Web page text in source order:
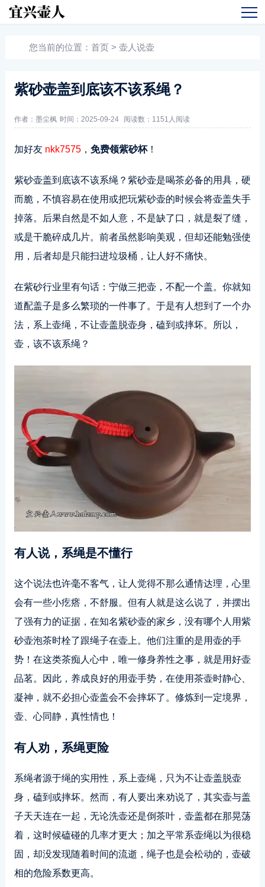
您当前的位置： 首页 > 壶人说壶
紫砂壶盖到底该不该系绳？
作者：墨尘枫 时间：2025-09-24 阅读数： 1151人阅读
加好友 nkk7575， 免费领紫砂杯！
紫砂壶盖到底该不该系绳？紫砂壶是喝茶必备的用具，硬
而脆，不慎容易在使用或把玩紫砂壶的时候会将壶盖失手
掉落。后果自然是不如人意，不是缺了口，就是裂了缝，
或是干脆碎成几片。前者虽然影响美观，但却还能勉强使
用，后者却是只能扫进垃圾桶，让人好不痛快。
在紫砂行业里有句话：宁做三把壶，不配一个盖。你就知
道配盖子是多么繁琐的一件事了。于是有人想到了一个办
法，系上壶绳，不让壶盖脱壶身，磕到或摔坏。所以，
壶，该不该系绳？
有人说，系绳是不懂行
这个说法也许毫不客气，让人觉得不那么通情达理，心里
会有一些小疙瘩，不舒服。但有人就是这么说了，并摆出
了强有力的证据，在知名紫砂壶的家乡，没有哪个人用紫
砂壶泡茶时栓了跟绳子在壶上。他们注重的是用壶的手
势！在这类茶痴人心中，唯一修身养性之事，就是用好壶
品茗。因此，养成良好的用壶手势，在使用茶壶时静心、
凝神，就不必担心壶盖会不会摔坏了。修炼到一定境界，
壶、心同静，真性情也！
有人劝，系绳更险
系绳者源于绳的实用性，系上壶绳，只为不让壶盖脱壶
身，磕到或摔坏。然而，有人要出来劝说了，其实壶与盖
子天天连在一起，无论洗壶还是倒茶叶，壶盖都在那晃荡
着，这时候磕碰的几率才更大；加之平常系壶绳以为很稳
固，却没发现随着时间的流逝，绳子也是会松动的，壶破
相的危险系数更高。